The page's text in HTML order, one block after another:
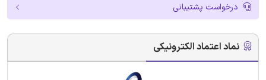
درخواست پشتیبانی
نماد اعتماد الکترونیکی